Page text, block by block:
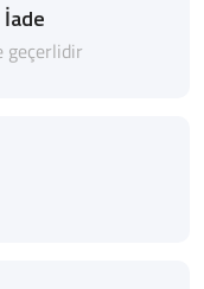
geçerlidir